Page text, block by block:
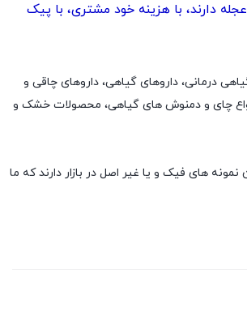
دارند، با هزینه خود مشتری، با پیک
گیاهی درمانی، داروهای گیاهی، داروهای چاقی و
چای و دمنوش های گیاهی، محصولات خشک و
های فیک و یا غیر اصل در بازار دارند که ما